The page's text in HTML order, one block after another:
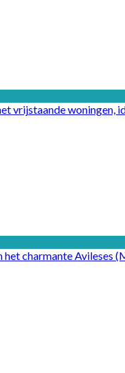
woningen,
charmante Avileses